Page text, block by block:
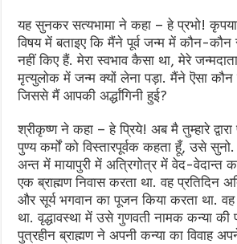
यह सुनकर सत्यभामा ने कहा – हे प्रभो!
विषय में बताइए कि मैंने पूर्व जन्म में कौन-
नहीं किए हैं. मेरा स्वभाव कैसा था, मेरे
मृत्युलोक में जन्म क्यों लेना पड़ा. मैंने ऎसा कौन
जिससे मैं आपकी अर्द्धांगिनी हुई?
श्रीकृष्ण ने कहा – हे प्रिये! अब मै तुम्हारे
पुण्य कर्मों को विस्तारपूर्वक कहता हूँ, उसे
अन्त में मायापुरी में अत्रिगोत्र में वेद-वेदान्त
एक ब्राह्मण निवास करता था. वह प्रतिदिन
और सूर्य भगवान का पूजन किया करता था.
था. वृद्धावस्था में उसे गुणवती नामक कन्या की
पुत्रहीन ब्राह्मण ने अपनी कन्या का विवाह